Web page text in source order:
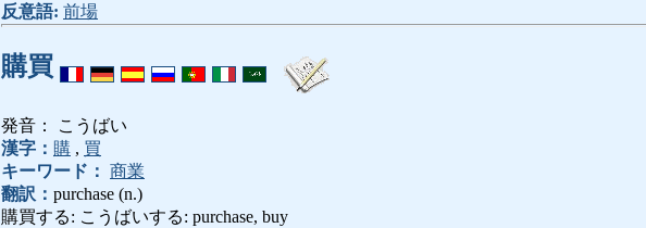
反意語: 前場
購買
発音： こうばい
漢字： 購 , 買
キーワード： 商業
翻訳： purchase (n.)
購買する: こうばいする: purchase, buy